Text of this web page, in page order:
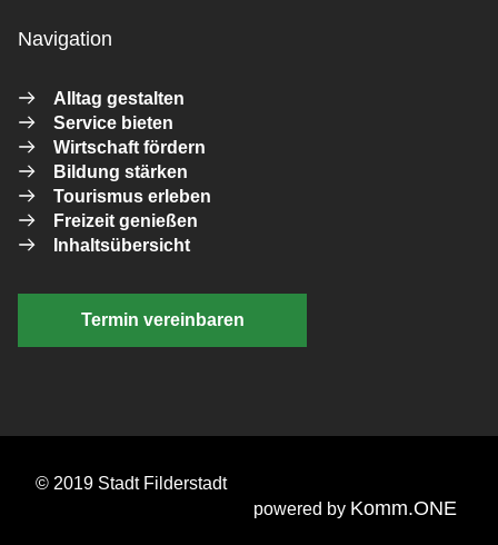
Navigation
Alltag gestalten
Service bieten
Wirtschaft fördern
Bildung stärken
Tourismus erleben
Freizeit genießen
Inhaltsübersicht
Termin vereinbaren
© 2019 Stadt Filderstadt
powered by Komm.ONE